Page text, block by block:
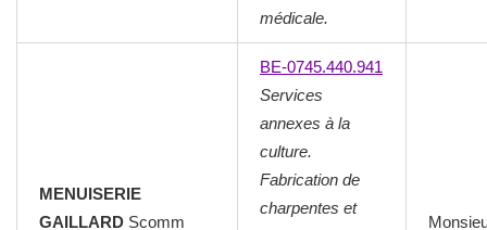
médicale.
MENUISERIE
GAILLARD Scomm
BE-0745.440.941
Services
annexes à la
culture.
Fabrication de
charpentes et